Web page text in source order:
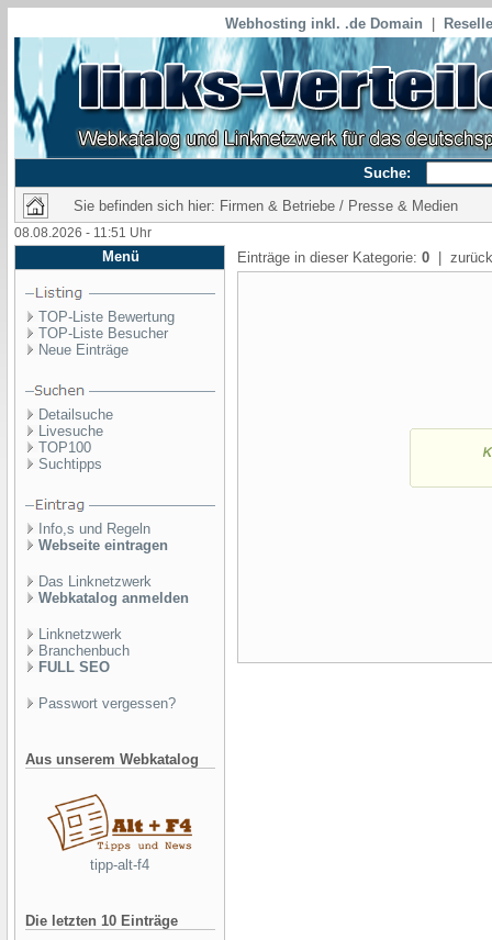
Webhosting inkl. .de Domain
Suche:
Sie befinden sich hier: Firmen & Betriebe / Presse & Medien
08.08.2026 - 11:51 Uhr
Menü
TOP-Liste Bewertung
TOP-Liste Besucher
Neue Einträge
Detailsuche
Livesuche
TOP100
Suchtipps
Info,s und Regeln
Webseite eintragen
Das Linknetzwerk
Webkatalog anmelden
Linknetzwerk
Branchenbuch
FULL SEO
Passwort vergessen?
Aus unserem Webkatalog
tipp-alt-f4
Die letzten 10 Einträge
Einträge in dieser Kategorie: 0 |